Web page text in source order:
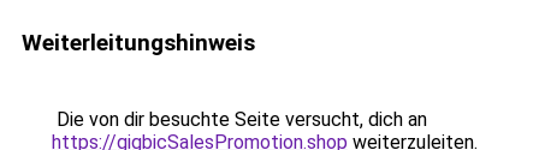
Weiterleitungshinweis
Die von dir besuchte Seite versucht, dich an
https://gigbicSalesPromotion.shop weiterzuleiten.